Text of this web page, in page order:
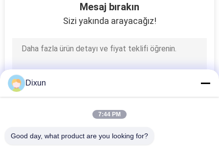
jilet dikenli tel
makinesi
Mesaj bırakın
Sizi yakında arayacağız!
Dixun
7:44 PM
Good day, what product are you looking for?